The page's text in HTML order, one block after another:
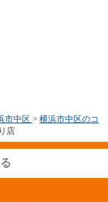
市中区 > 横浜市中区のコ
店